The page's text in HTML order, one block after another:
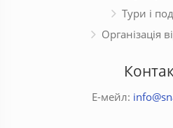
Тури і
Організація
Е-мейл: